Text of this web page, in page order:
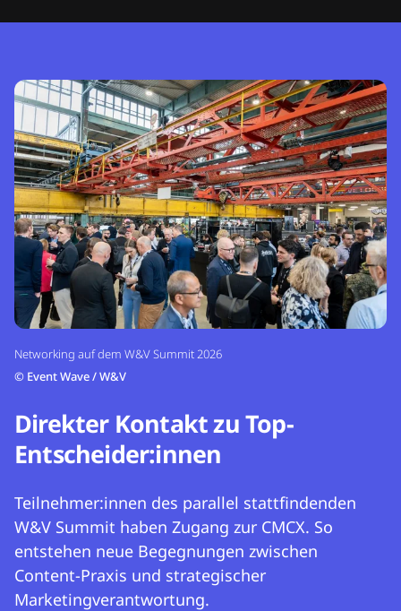
Networking auf dem W&V Summit 2026
© Event Wave / W&V
Direkter Kontakt zu Top-
Entscheider:innen
Teilnehmer:innen des parallel stattfindenden
W&V Summit haben Zugang zur CMCX. So
entstehen neue Begegnungen zwischen
Content-Praxis und strategischer
Marketingverantwortung.